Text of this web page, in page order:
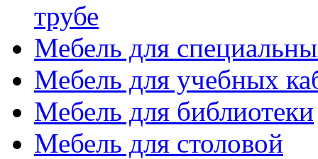
трубе
Мебель для
Мебель для учебных
Мебель для библиотеки
Мебель для столовой